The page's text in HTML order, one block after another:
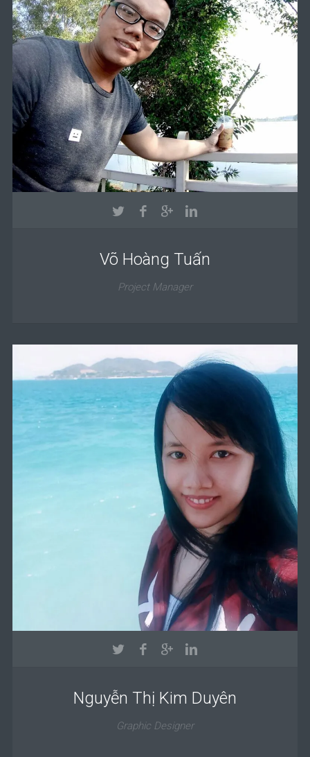
Võ Hoàng Tuấn
Project Manager
Nguyễn Thị Kim Duyên
Graphic Designer